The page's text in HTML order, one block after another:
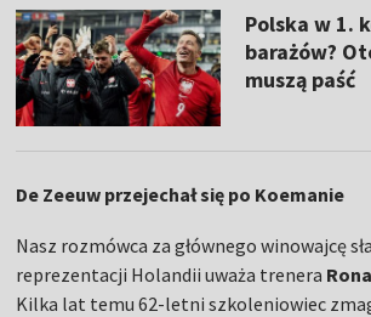
Polska w 1.
barażów?
muszą paść
De Zeeuw przejechał się po Koemanie
Nasz rozmówca za głównego winowajcę
reprezentacji Holandii uważa trenera
Kilka lat temu 62-letni szkoleniowiec